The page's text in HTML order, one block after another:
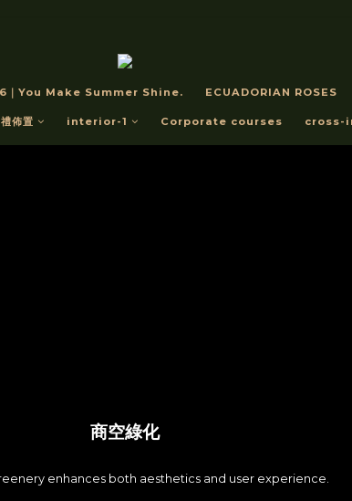
You Make Summer Shine. ECUADORIAN ROSES
佈置 interior-1 Corporate courses cross-
商空綠化
enhances both aesthetics and user experience.